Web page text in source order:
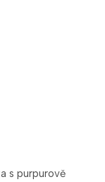
s purpurově